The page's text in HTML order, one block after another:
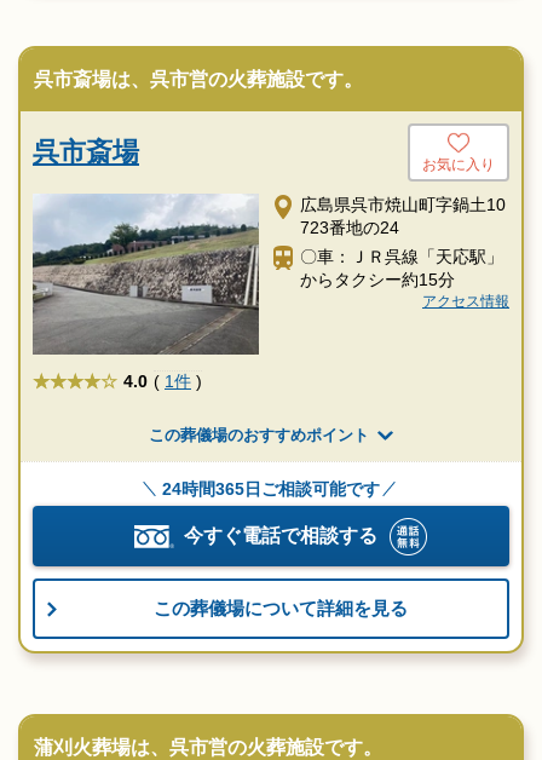
呉市斎場は、呉市営の火葬施設です。
呉市斎場 お気に入り
広島県呉市焼山町字鍋土10
723番地の24
〇車：ＪＲ呉線「天応駅」
からタクシー約15分
アクセス情報
★★★★ 4.0 ( 1件 )
この葬儀場のおすすめポイント
24時間365日ご相談可能です
今すぐ電話で相談する
この葬儀場について詳細を見る
蒲刈火葬場は、呉市営の火葬施設です。